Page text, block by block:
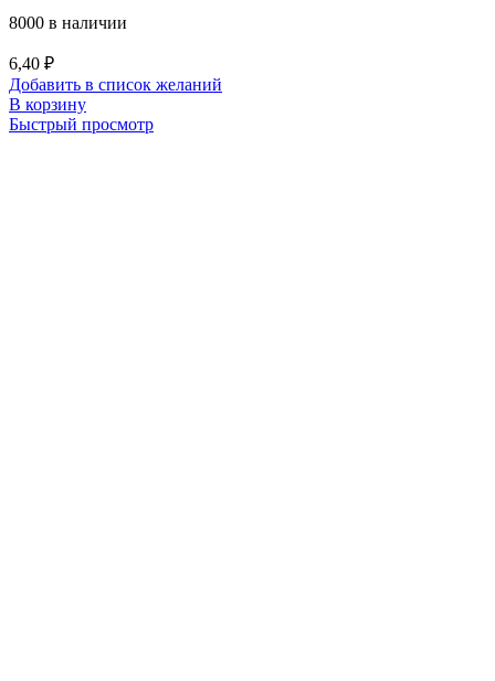
8000 в наличии
6,40 ₽
Добавить в список желаний
В корзину
Быстрый просмотр